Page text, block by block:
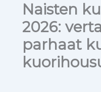
Naisten
2026:
parhaat